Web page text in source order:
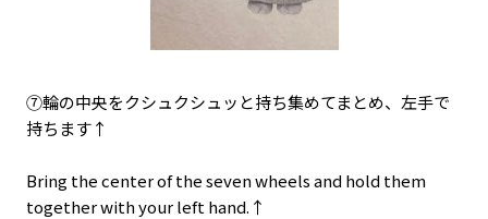
⑦輪の中央をクシュクシュッと持ち集めてまとめ、左手で
持ちます↑
Bring the center of the seven wheels and hold them
together with your left hand.↑